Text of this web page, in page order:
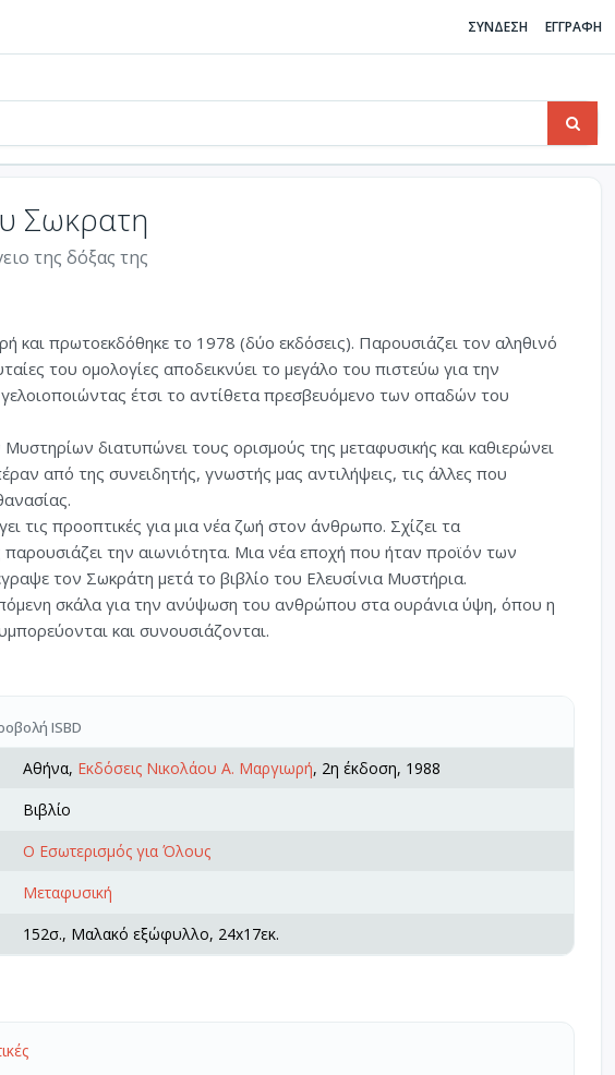
ΣΥΝΔΕΣΗ ΕΓΓΡΑΦΗ
Σωκρατη
της δόξας της
και πρωτοεκδόθηκε το 1978 (δύο εκδόσεις). Παρουσιάζει τον αληθινό
του ομολογίες αποδεικνύει το μεγάλο του πιστεύω για την
έτσι το αντίθετα πρεσβευόμενο των οπαδών του
διατυπώνει τους ορισμούς της μεταφυσικής και καθιερώνει
από της συνειδητής, γνωστής μας αντιλήψεις, τις άλλες που
τις προοπτικές για μια νέα ζωή στον άνθρωπο. Σχίζει τα
την αιωνιότητα. Μια νέα εποχή που ήταν προϊόν των
τον Σωκράτη μετά το βιβλίο του Ελευσίνια Μυστήρια.
σκάλα για την ανύψωση του ανθρώπου στα ουράνια ύψη, όπου η
και συνουσιάζονται.
ISBD
Αθήνα, Εκδόσεις Νικολάου Α. Μαργιωρή, 2η έκδοση, 1988
Βιβλίο
Ο Εσωτερισμός για Όλους
Μεταφυσική
152σ., Μαλακό εξώφυλλο, 24x17εκ.